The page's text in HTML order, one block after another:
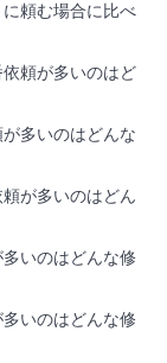
頼む場合に比べ
頼が多いのはど
多いのはどんな
が多いのはどん
いのはどんな修
いのはどんな修